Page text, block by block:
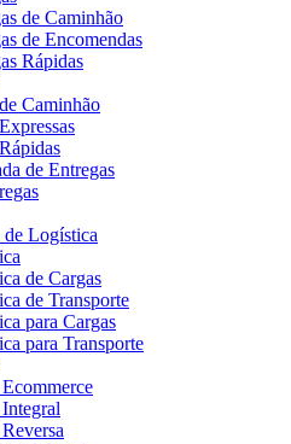
de Caminhão
de Encomendas
Rápidas
Caminhão
de Entregas
de Logística
de Cargas
de Transporte
para Cargas
para Transporte